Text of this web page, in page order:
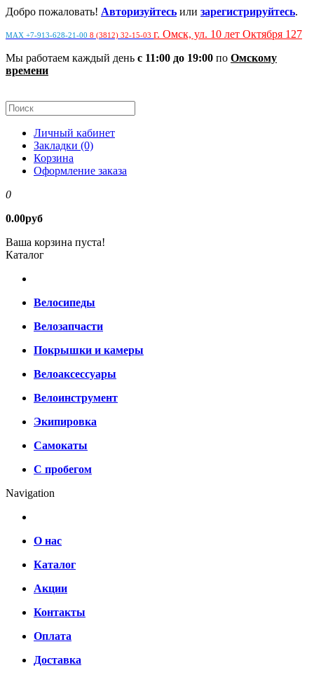
Добро пожаловать! Авторизуйтесь или зарегистрируйтесь.
MAX +7-913-628-21-00 8 (3812) 32-15-03 г. Омск, ул. 10 лет Октября 127
Мы работаем каждый день с 11:00 до 19:00 по Омскому
времени
Личный кабинет
Закладки (0)
Корзина
Оформление заказа
0
0.00руб
Ваша корзина пуста!
Каталог
Велосипеды
Велозапчасти
Покрышки и камеры
Велоаксессуары
Велоинструмент
Экипировка
Самокаты
С пробегом
Navigation
О нас
Каталог
Акции
Контакты
Оплата
Доставка